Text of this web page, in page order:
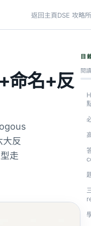
返回主頁DSE 攻略
命名+反
大反
走
目
閱